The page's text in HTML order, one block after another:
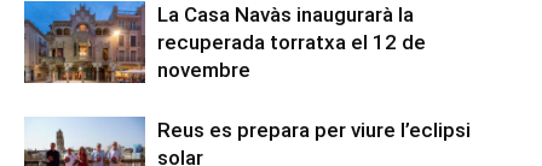
La Casa Navàs inaugurarà la
recuperada torratxa el 12 de
novembre
Reus es prepara per viure l’eclipsi
solar